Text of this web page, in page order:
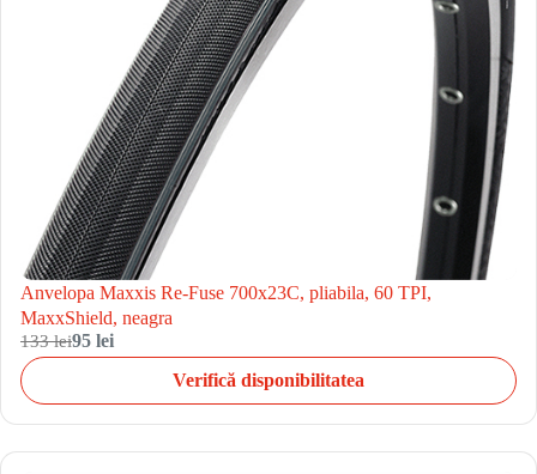
Anvelopa Maxxis Re-Fuse 700x23C, pliabila, 60 TPI,
MaxxShield, neagra
133 lei95 lei
Verifică disponibilitatea